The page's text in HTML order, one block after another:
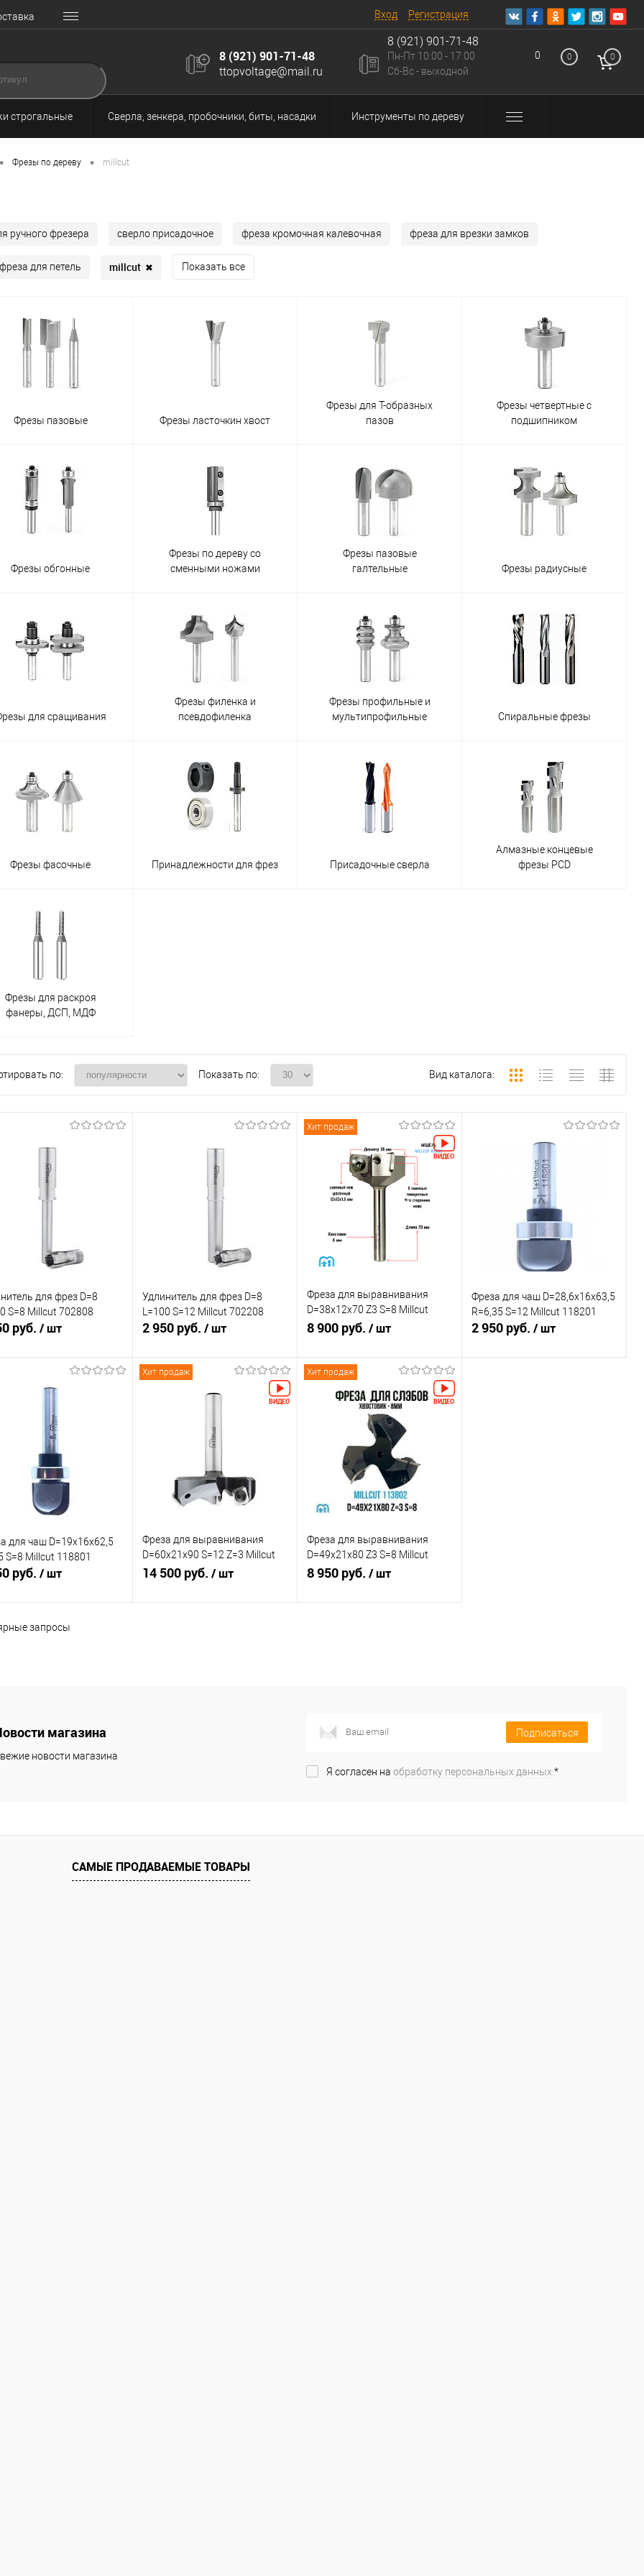
Вход Регистрация
8 (921) 901-71-48
ttopvoltage@mail.ru
8 (921) 901-71-48
Пн-Пт 10:00 - 17:00
Сб-Вс - выходной
0 0 0
строгальные Сверла, зенкера, пробочники, биты, насадки Инструменты по дереву
• Фрезы по дереву • millcut
ручного фрезера сверло присадочное фреза кромочная калевочная фреза для врезки замков
фреза для петель millcut ✖ Показать все
Фрезы пазовые Фрезы ласточкин хвост
Фрезы для Т-образных
пазов
Фрезы четвертные с
подшипником
Фрезы обгонные
Фрезы по дереву со
сменными ножами
Фрезы пазовые
галтельные
Фрезы радиусные
для сращивания
Фрезы филенка и
псевдофиленка
Фрезы профильные и
мультипрофильные
Спиральные фрезы
Фрезы фасочные Принадлежности для фрез Присадочные сверла
Алмазные концевые
фрезы PCD
Фрезы для раскроя
фанеры, ДСП, МДФ
по: Показать по: Вид каталога:
для фрез D=8
S=8 Millcut 702808
руб. / шт
Подписаться
Удлинитель для фрез D=8
L=100 S=12 Millcut 702208
2 950 руб. / шт
Хит продаж
Фреза для выравнивания
D=38x12x70 Z3 S=8 Millcut
113800
8 900 руб. / шт
В избранное
Фреза для чаш D=28,6x16x63,5
R=6,35 S=12 Millcut 118201
2 950 руб. / шт
для чаш D=19x16x62,5
S=8 Millcut 118801
руб. / шт
Подписаться
Хит продаж
Фреза для выравнивания
D=60x21x90 S=12 Z=3 Millcut
113202
14 500 руб. / шт
Хит продаж
Фреза для выравнивания
D=49x21x80 Z3 S=8 Millcut
113802
8 950 руб. / шт
запросы
магазина
новости магазина
Подписаться
Я согласен на обработку персональных данных. *
САМЫЕ ПРОДАВАЕМЫЕ ТОВАРЫ